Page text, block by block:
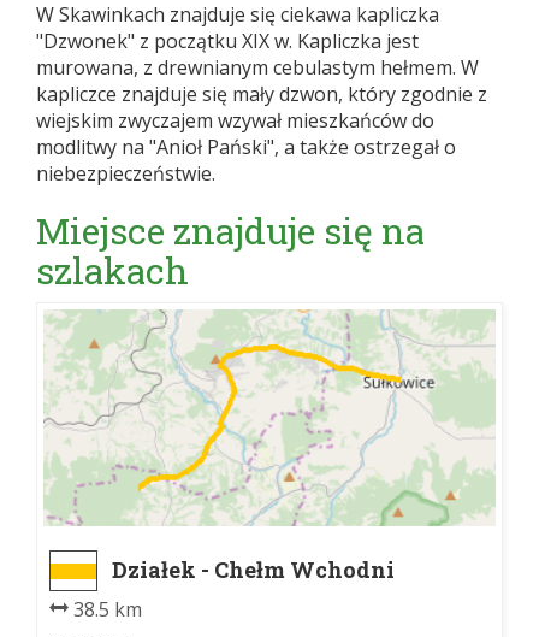
W Skawinkach znajduje się ciekawa kapliczka
"Dzwonek" z początku XIX w. Kapliczka jest
murowana, z drewnianym cebulastym hełmem. W
kapliczce znajduje się mały dzwon, który zgodnie z
wiejskim zwyczajem wzywał mieszkańców do
modlitwy na "Anioł Pański", a także ostrzegał o
niebezpieczeństwie.
Miejsce znajduje się na
szlakach
Działek - Chełm Wchodni
38.5 km